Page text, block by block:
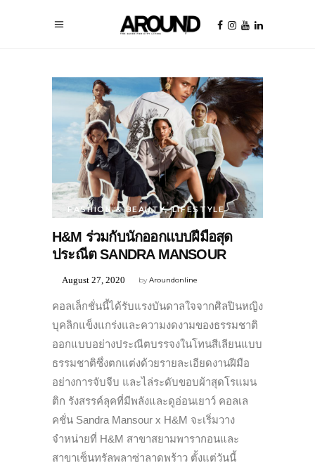
FASHION & BEAUTY,LIFESTYLE
H&M ร่วมกับนักออกแบบฝีมือสุด
ประณีต SANDRA MANSOUR
byAroundonline
August 27, 2020
คอลเล็กชั่นนี้ได้รับแรงบันดาลใจจากศิลปินหญิง
บุคลิกแข็งแกร่งและความงดงามของธรรมชาติ
ออกแบบอย่างประณีตบรรจงในโทนสีเลียนแบบ
ธรรมชาติซึ่งตกแต่งด้วยรายละเอียดงานฝีมือ
อย่างการจับจีบ และไล่ระดับขอบผ้าสุดโรแมน
ติก รังสรรค์ลุคที่มีพลังและดูอ่อนเยาว์ คอลเล
คชั่น Sandra Mansour x H&M จะเริ่มวาง
จำหน่ายที่ H&M สาขาสยามพารากอนและ
สาขาเซ็นทรัลพลาซ่าลาดพร้าว ตั้งแต่วันนี้